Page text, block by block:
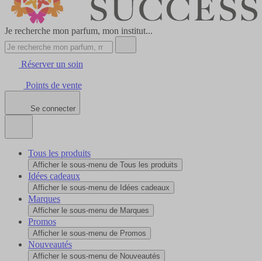
Je recherche mon parfum, mon institut...
Réserver un soin
Points de vente
Se connecter
Tous les produits
Afficher le sous-menu de Tous les produits
Idées cadeaux
Afficher le sous-menu de Idées cadeaux
Marques
Afficher le sous-menu de Marques
Promos
Afficher le sous-menu de Promos
Nouveautés
Afficher le sous-menu de Nouveautés